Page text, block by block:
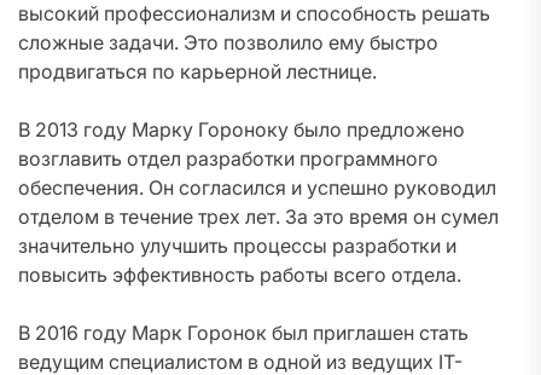
высокий профессионализм и способность решать
сложные задачи. Это позволило ему быстро
продвигаться по карьерной лестнице.
В 2013 году Марку Гороноку было предложено
возглавить отдел разработки программного
обеспечения. Он согласился и успешно руководил
отделом в течение трех лет. За это время он сумел
значительно улучшить процессы разработки и
повысить эффективность работы всего отдела.
В 2016 году Марк Горонок был приглашен стать
ведущим специалистом в одной из ведущих IT-